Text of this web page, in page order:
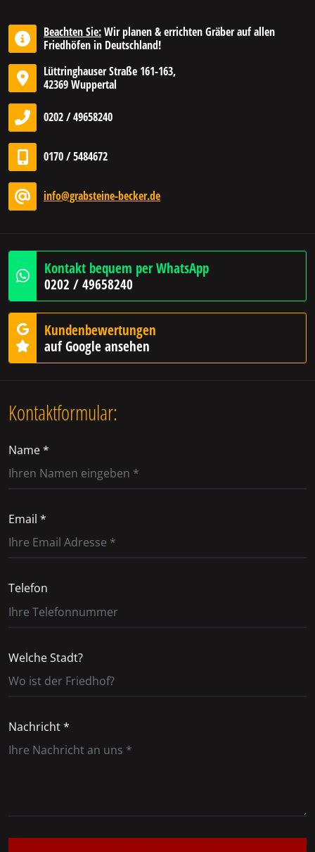
Beachten Sie:Wir planen & errichten Gräber auf allen
Friedhöfen in Deutschland!
Lüttringhauser Straße 161-163,
42369 Wuppertal
0202 / 49658240
0170 / 5484672
info@grabsteine-becker.de
Kontakt bequem per WhatsApp
0202 / 49658240
Kundenbewertungen
auf Google ansehen
Kontaktformular:
Name *
Email *
Telefon
Welche Stadt?
Nachricht *